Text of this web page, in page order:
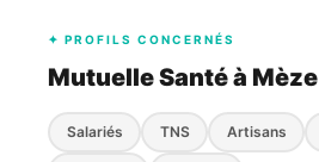
✦ PROFILS CONCERNÉS
Mutuelle Santé à Mèze
Salariés TNS Artisans